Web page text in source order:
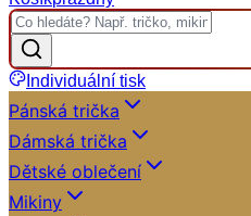
Individuální tisk
Pánská trička
Dámská trička
Dětské oblečení
Mikiny